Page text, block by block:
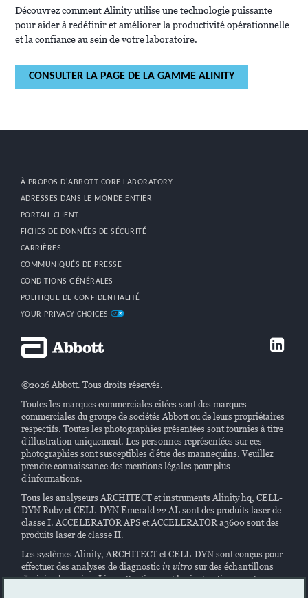
Découvrez comment Alinity utilise une technologie puissante
pour aider à redéfinir et améliorer la productivité opérationnelle
et la confiance au sein de votre laboratoire.
CONSULTER LA PAGE DE LA GAMME ALINITY
À PROPOS D'ABBOTT CORE LABORATORY
ADRESSES DANS LE MONDE ENTIER
PORTAIL CLIENT
FICHES DE DONNÉES DE SÉCURITÉ
CARRIÈRES
COMMUNIQUÉS DE PRESSE
CONDITIONS GÉNÉRALES
POLITIQUE DE CONFIDENTIALITÉ
YOUR PRIVACY CHOICES
©2026 Abbott. Tous droits réservés.
Toutes les marques commerciales citées sont des marques
commerciales du groupe de sociétés Abbott ou de leurs propriétaires
respectifs. Toutes les photographies présentées sont fournies à titre
d'illustration uniquement. Les personnes représentées sur ces
photographies sont susceptibles d'être des mannequins. Veuillez
prendre connaissance des mentions légales pour plus
d'informations.
Tous les analyseurs ARCHITECT et instruments Alinity hq, CELL-
DYN Ruby et CELL-DYN Emerald 22 AL sont des produits laser de
classe I. ACCELERATOR APS et ACCELERATOR a3600 sont des
produits laser de classe II.
Les systèmes Alinity, ARCHITECT et CELL-DYN sont conçus pour
effectuer des analyses de diagnosticin vitrosur des échantillons
d'origine humaine. Lisez attentivement les instructions contenues